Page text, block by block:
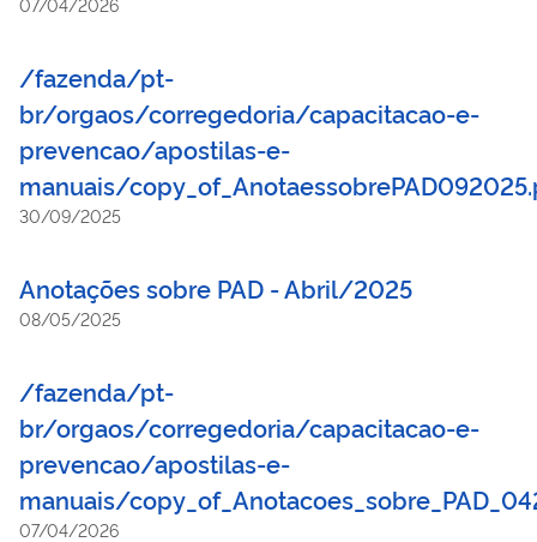
/fazenda/pt-
br/orgaos/corregedoria/capacitacao-e-
prevencao/apostilas-e-
manuais/
30/09/2025
Anotações sobre PAD - Abril/2025
08/05/2025
/fazenda/pt-
br/orgaos/corregedoria/capacitacao-e-
prevencao/apostilas-e-
manuais/
07/04/2026